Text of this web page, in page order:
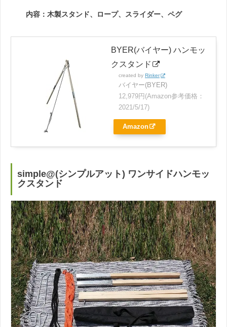
内容：木製スタンド、ロープ、スライダー、ペグ
BYER(バイヤー) ハンモッ
クスタンド
created by Rinker
バイヤー(BYER)
12,979円(Amazon参考価格：
2021/5/17)
Amazon
simple@(シンプルアット) ワンサイドハンモッ
クスタンド